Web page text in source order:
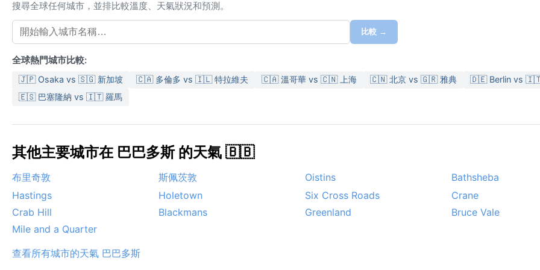
搜尋全球任何城市，並排比較溫度、天氣狀況和預測。
比較 →
全球熱門城市比較:
🇯🇵 Osaka vs 🇸🇬 新加坡 🇨🇦 多倫多 vs 🇮🇱 特拉維夫 🇨🇦 溫哥華 vs 🇨🇳 上海 🇨🇳 北京 vs 🇬🇷 雅典
🇩🇪 Berlin vs
🇪🇸 巴塞隆納 vs 🇮🇹 羅馬
其他主要城市在 巴巴多斯 的天氣 🇧🇧
布里奇敦 斯佩茨敦 Oistins
Bathsheba
Hastings
Holetown Six Cross Roads
Crane
Crab Hill
Blackmans Greenland
Bruce Vale
Mile and a Quarter
查看所有城市的天氣 巴巴多斯